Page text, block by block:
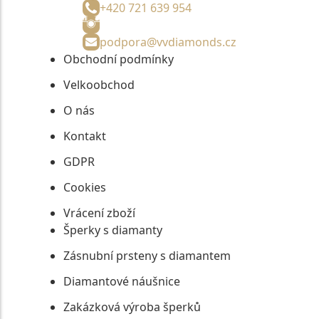
+420 721 639 954
podpora@vvdiamonds.cz
Obchodní podmínky
Velkoobchod
O nás
Kontakt
GDPR
Cookies
Vrácení zboží
Šperky s diamanty
Zásnubní prsteny s diamantem
Diamantové náušnice
Zakázková výroba šperků